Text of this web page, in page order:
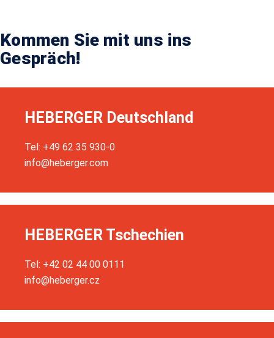
Kommen Sie mit uns ins
Gespräch!
HEBERGER Deutschland
Tel: +49 62 35 930-0
info@heberger.com
HEBERGER Tschechien
Tel: +42 02 44 00 0111
info@heberger.cz